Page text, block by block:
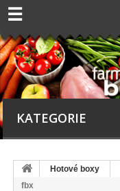
☰
KATEGORIE
Hotové boxy
fbx